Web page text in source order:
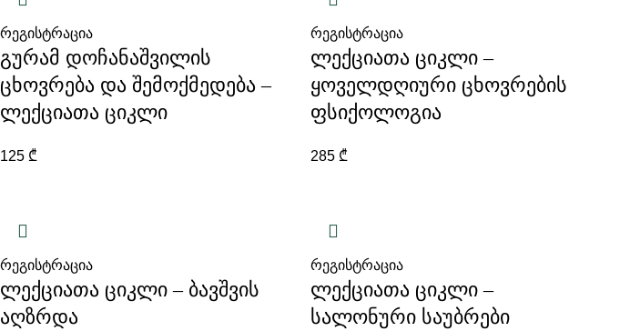
რეგისტრაცია
გურამ დოჩანაშვილის
ცხოვრება და შემოქმედება –
ლექციათა ციკლი
125 ₾
რეგისტრაცია
ლექციათა ციკლი –
ყოველდღიური ცხოვრების
ფსიქოლოგია
285 ₾
რეგისტრაცია
ლექციათა ციკლი – ბავშვის
აღზრდა
რეგისტრაცია
ლექციათა ციკლი –
სალონური საუბრები